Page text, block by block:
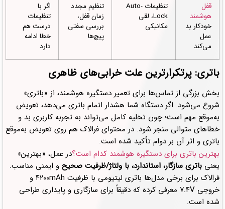
قفل
هوشمند
خودکار بد
عمل
می‌کند
تنظیمات Auto-
Lock، لقی
مکانیکی
تنظیم مجدد
زمان قفل،
بررسی سفتی
پیچ‌ها
اگر با
تنظیمات
درست هم
خطا ادامه
دارد
باتری: پرتکرارترین علت خرابی‌های ظاهری
بخش بزرگی از تماس‌ها برای تعمیر دستگیره هوشمند، از «باتری»
شروع می‌شود. اگر دستگاه شما هشدار اتمام باتری می‌دهد، تعویض
به‌موقع مهم است؛ چون تخلیه کامل می‌تواند به تجربه کاربری بد و
خطاهای متوالی منجر شود. در محتوای فرالاک هم روی تعویض به‌موقع
باتری و اثر آن بر دوام تأکید شده است.
بهترین باتری برای دستگیره هوشمند کدام است؟در عمل، «بهترین»
یعنی باتری سازگار، استاندارد، با ولتاژ/ظرفیت صحیح و ایمنی مناسب.
فرالاک برای برخی مدل‌ها باتری لیتیومی با ظرفیت ۴۲۰۰mAh و
خروجی ۷.۴V معرفی کرده که دقیقاً برای سازگاری و پایداری طراحی
شده است.